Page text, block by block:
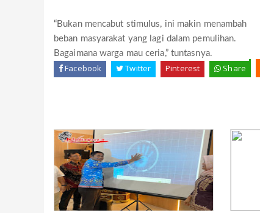
“Bukan mencabut stimulus, ini makin menambah
beban masyarakat yang lagi dalam pemulihan.
Bagaimana warga mau ceria,” tuntasnya.
Facebook Twitter Pinterest Share